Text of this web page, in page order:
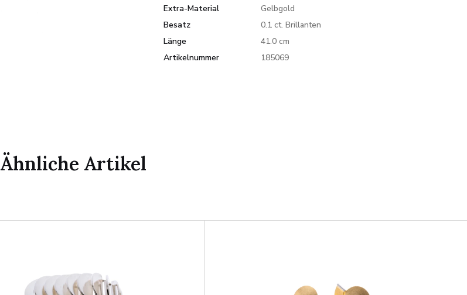
Extra-Material
Gelbgold
Besatz
0.1 ct. Brillanten
Länge
41.0 cm
Artikelnummer
185069
Ähnliche Artikel